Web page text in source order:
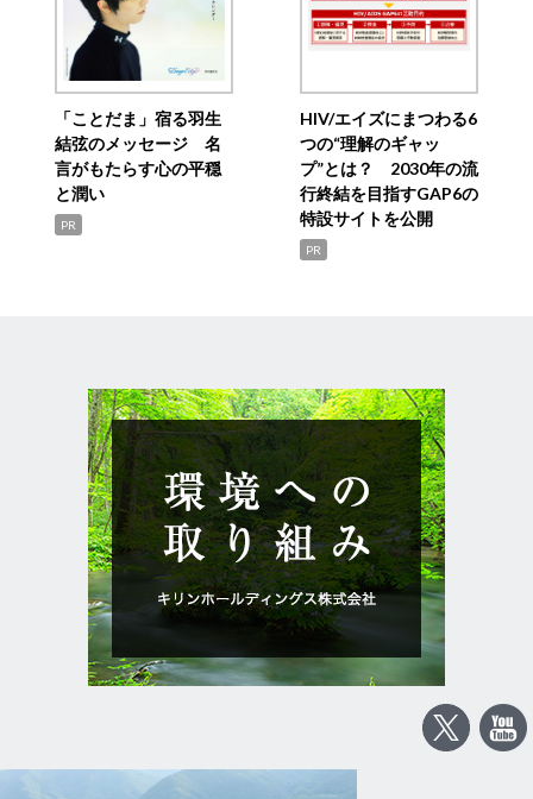
「ことだま」宿る羽生
結弦のメッセージ 名
言がもたらす心の平穏
と潤い
PR
HIV/エイズにまつわる6
つの“理解のギャッ
プ”とは？ 2030年の流
行終結を目指すGAP6の
特設サイトを公開
PR